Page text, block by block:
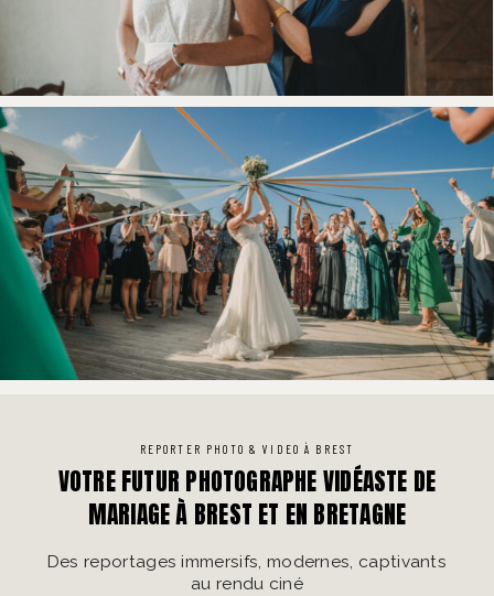
REPORTER PHOTO & VIDEO À BREST
VOTRE FUTUR PHOTOGRAPHE VIDÉASTE DE
MARIAGE À BREST ET EN BRETAGNE
Des reportages immersifs, modernes, captivants
au rendu ciné